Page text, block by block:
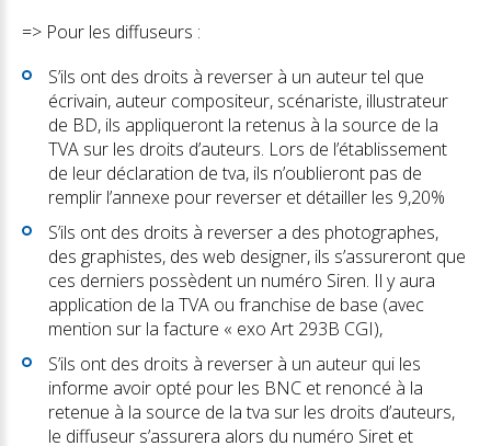
=> Pour les diffuseurs :
S’ils ont des droits à reverser à un auteur tel que
écrivain, auteur compositeur, scénariste, illustrateur
de BD, ils appliqueront la retenus à la source de la
TVA sur les droits d’auteurs. Lors de l’établissement
de leur déclaration de tva, ils n’oublieront pas de
remplir l’annexe pour reverser et détailler les 9,20%
S’ils ont des droits à reverser a des photographes,
des graphistes, des web designer, ils s’assureront que
ces derniers possèdent un numéro Siren. Il y aura
application de la TVA ou franchise de base (avec
mention sur la facture « exo Art 293B CGI),
S’ils ont des droits à reverser à un auteur qui les
informe avoir opté pour les BNC et renoncé à la
retenue à la source de la tva sur les droits d’auteurs,
le diffuseur s’assurera alors du numéro Siret et